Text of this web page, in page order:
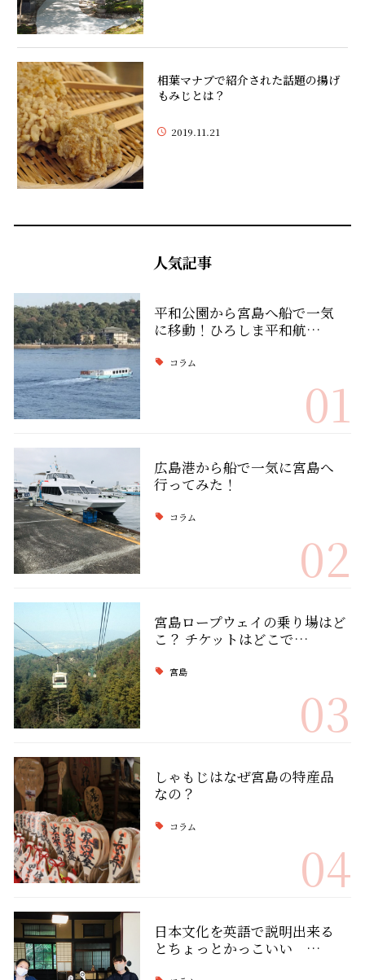
相葉マナブで紹介された話題の揚げ
もみじとは？
2019.11.21
人気記事
平和公園から宮島へ船で一気
に移動！ひろしま平和航…
コラム
01
広島港から船で一気に宮島へ
行ってみた！
コラム
02
宮島ロープウェイの乗り場はど
こ？ チケットはどこで…
宮島
03
しゃもじはなぜ宮島の特産品
なの？
コラム
04
日本文化を英語で説明出来る
とちょっとかっこいい …